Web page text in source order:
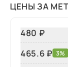
ЦЕНЫ ЗА
480 ₽
465.6 ₽ 3%